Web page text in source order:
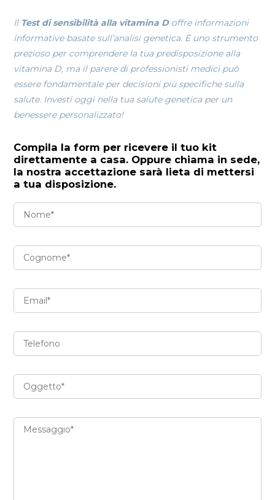
Il Test di sensibilità alla vitamina Doffre informazioni
informative basate sull’analisi genetica. È uno strumento
prezioso per comprendere la tua predisposizione alla
vitamina D, ma il parere di professionisti medici può
essere fondamentale per decisioni più specifiche sulla
salute. Investi oggi nella tua salute genetica per un
benessere personalizzato!
Compila la form per ricevere il tuo kit
direttamente a casa. Oppure chiama in sede,
la nostra accettazione sarà lieta di mettersi
a tua disposizione.